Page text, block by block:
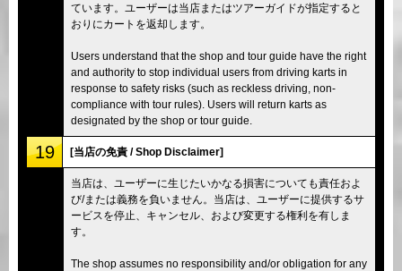
ています。ユーザーは当店またはツアーガイドが指定すると
おりにカートを返却します。
Users understand that the shop and tour guide have the right
and authority to stop individual users from driving karts in
response to safety risks (such as reckless driving, non-
compliance with tour rules). Users will return karts as
designated by the shop or tour guide.
19 [当店の免責 / Shop Disclaimer]
当店は、ユーザーに生じたいかなる損害についても責任およ
び/または義務を負いません。当店は、ユーザーに提供するサ
ービスを停止、キャンセル、および変更する権利を有しま
す。
The shop assumes no responsibility and/or obligation for any